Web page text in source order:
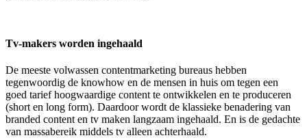
Tv-makers worden ingehaald
De meeste volwassen contentmarketing bureaus hebben
tegenwoordig de knowhow en de mensen in huis om tegen een
goed tarief hoogwaardige content te ontwikkelen en te produceren
(short en long form). Daardoor wordt de klassieke benadering van
branded content en tv maken langzaam ingehaald. En is de gedachte
van massabereik middels tv alleen achterhaald.